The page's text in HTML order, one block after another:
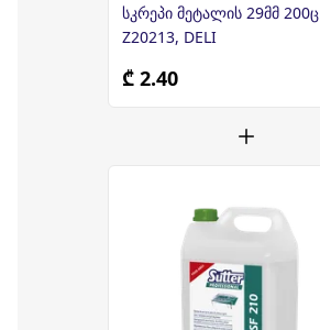
სკრეპი მეტალის 29მმ 200ც
Z20213, DELI
₾ 2.40